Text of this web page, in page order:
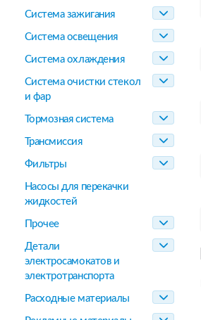
Система зажигания
Система освещения
Система охлаждения
Система очистки стекол
и фар
Тормозная система
Трансмиссия
Фильтры
Насосы для перекачки
жидкостей
Прочее
Детали
электросамокатов и
электротранспорта
Расходные материалы